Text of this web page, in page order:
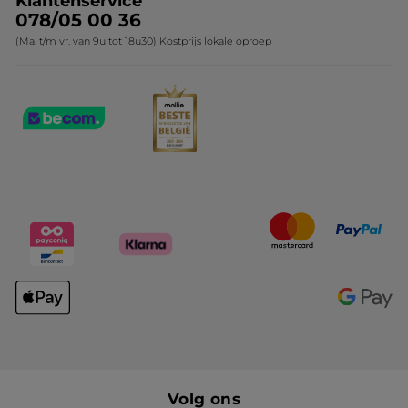
078/05 00 36
(Ma. t/m vr. van 9u tot 18u30) Kostprijs lokale oproep
Volg ons